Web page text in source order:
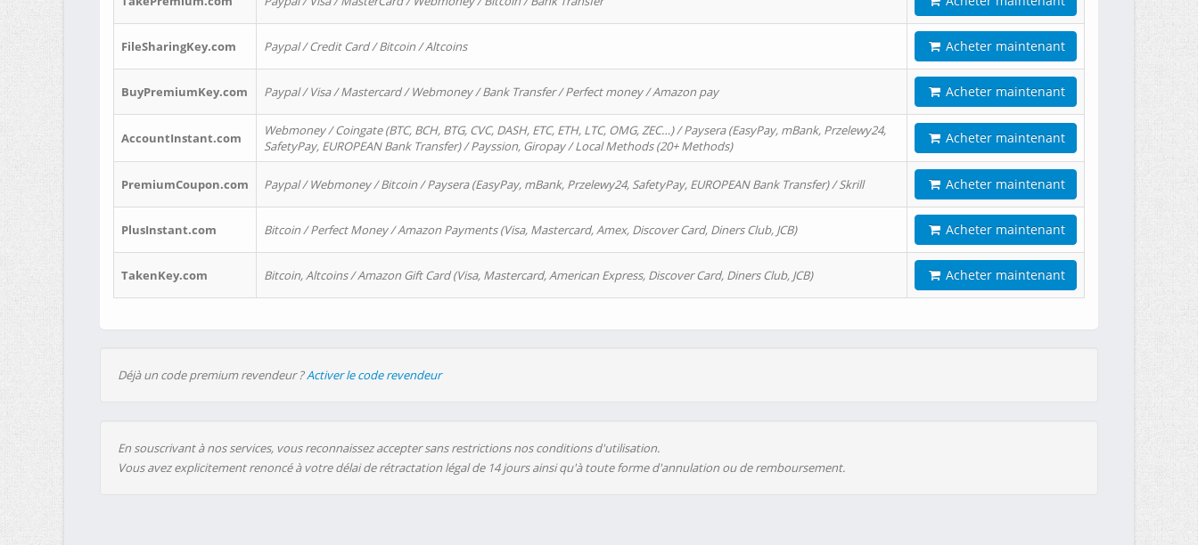
FileSharingKey.com Paypal / Credit Card / Bitcoin / Altcoins Acheter maintenant
BuyPremiumKey.com Paypal / Visa / Mastercard / Webmoney / Bank Transfer / Perfect money / Amazon pay Acheter maintenant
AccountInstant.com
Webmoney / Coingate (BTC, BCH, BTG, CVC, DASH, ETC, ETH, LTC, OMG, ZEC…) / Paysera (EasyPay, mBank, Przelewy24,
SafetyPay, EUROPEAN Bank Transfer) / Payssion, Giropay / Local Methods (20+ Methods)
Acheter maintenant
PremiumCoupon.com Paypal / Webmoney / Bitcoin / Paysera (EasyPay, mBank, Przelewy24, SafetyPay, EUROPEAN Bank Transfer) / Skrill Acheter maintenant
PlusInstant.com Bitcoin / Perfect Money / Amazon Payments (Visa, Mastercard, Amex, Discover Card, Diners Club, JCB) Acheter maintenant
TakenKey.com Bitcoin, Altcoins / Amazon Gift Card (Visa, Mastercard, American Express, Discover Card, Diners Club, JCB) Acheter maintenant
Déjà un code premium revendeur ?Activer le code revendeur
En souscrivant à nos services, vous reconnaissez accepter sans restrictions nos conditions d'utilisation.
Vous avez explicitement renoncé à votre délai de rétractation légal de 14 jours ainsi qu'à toute forme d'annulation ou de remboursement.